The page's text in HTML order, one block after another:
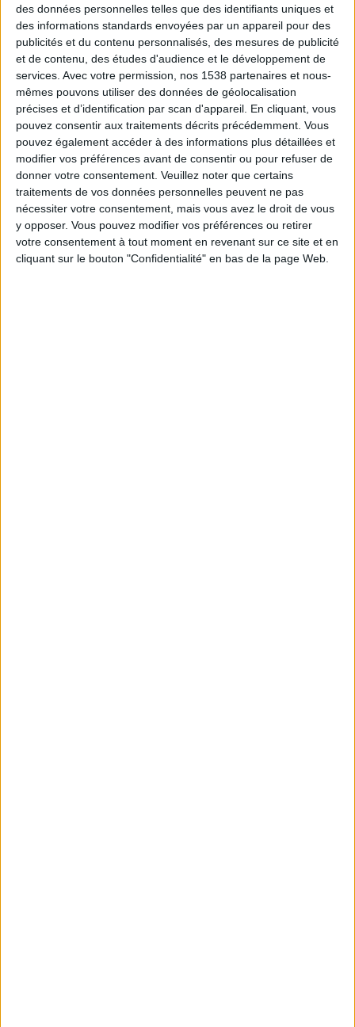
des données personnelles telles que des identifiants uniques et
des informations standards envoyées par un appareil pour des
publicités et du contenu personnalisés, des mesures de publicité
et de contenu, des études d'audience et le développement de
services. Avec votre permission, nos 1538 partenaires et nous-
mêmes pouvons utiliser des données de géolocalisation
précises et d’identification par scan d'appareil. En cliquant, vous
pouvez consentir aux traitements décrits précédemment. Vous
pouvez également accéder à des informations plus détaillées et
modifier vos préférences avant de consentir ou pour refuser de
donner votre consentement. Veuillez noter que certains
traitements de vos données personnelles peuvent ne pas
nécessiter votre consentement, mais vous avez le droit de vous
y opposer. Vous pouvez modifier vos préférences ou retirer
votre consentement à tout moment en revenant sur ce site et en
cliquant sur le bouton "Confidentialité" en bas de la page Web.
> Intérêts supposés
Selon les partisans du changement d'heure, il
permettrait de :
Economiser de l'énergie. L'argument est que
modifier l'heure 2 fois par an diminuerait la
consommation d'énergie parce que davantage de
lumière du soleil en soirée permettrait de
diminuer la nécessité d'un éclairage artificiel.
Sur ce point, plusieurs études suggèrent qu'il n'y a
pas d'économie, car si les gens utilisent moins
d'éclairage artificiel, ils utilisent davantage de